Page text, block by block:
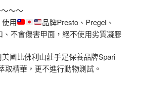
～～
使用
品牌Presto、Pregel、
、不會傷害甲面，絕不使用劣質凝膠
美國比佛利山莊手足保養品牌Spari
取精華，更不進行動物測試。